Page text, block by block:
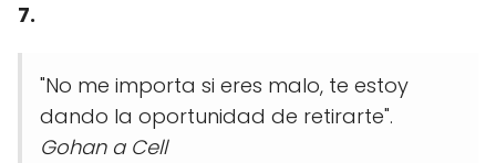
7.
"No me importa si eres malo, te estoy
dando la oportunidad de retirarte".
Gohan a Cell